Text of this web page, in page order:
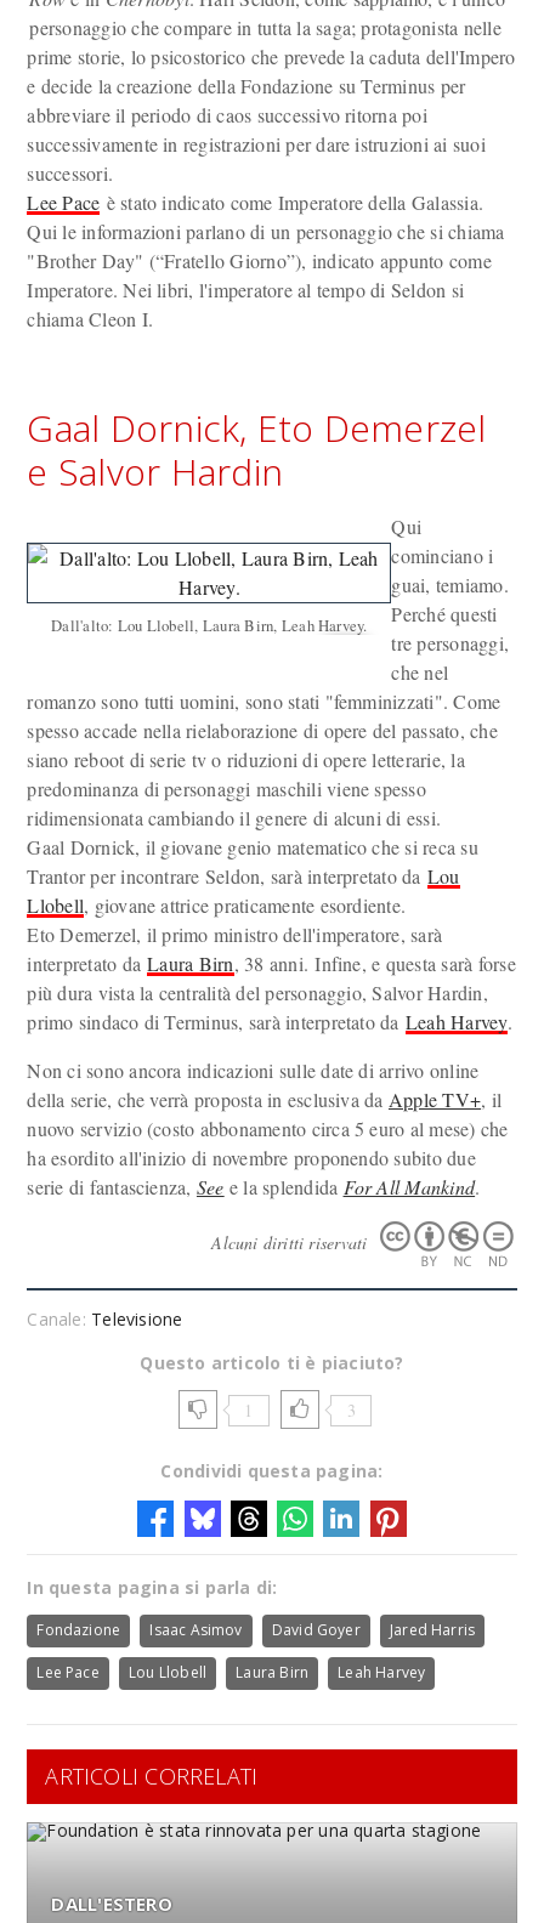
personaggio che compare in tutta la saga; protagonista nelle
prime storie, lo psicostorico che prevede la caduta dell'Impero
e decide la creazione della Fondazione su Terminus per
abbreviare il periodo di caos successivo ritorna poi
successivamente in registrazioni per dare istruzioni ai suoi
successori.
Lee Pace è stato indicato come Imperatore della Galassia.
Qui le informazioni parlano di un personaggio che si chiama
"Brother Day" (“Fratello Giorno”), indicato appunto come
Imperatore. Nei libri, l'imperatore al tempo di Seldon si
chiama Cleon I.
Gaal Dornick, Eto Demerzel
e Salvor Hardin
Dall'alto: Lou Llobell, Laura Birn, Leah Harvey.
Qui
cominciano i
guai, temiamo.
Perché questi
tre personaggi,
che nel
romanzo sono tutti uomini, sono stati "femminizzati". Come
spesso accade nella rielaborazione di opere del passato, che
siano reboot di serie tv o riduzioni di opere letterarie, la
predominanza di personaggi maschili viene spesso
ridimensionata cambiando il genere di alcuni di essi.
Gaal Dornick, il giovane genio matematico che si reca su
Trantor per incontrare Seldon, sarà interpretato da Lou
Llobell, giovane attrice praticamente esordiente.
Eto Demerzel, il primo ministro dell'imperatore, sarà
interpretato daLaura Birn, 38 anni. Infine, e questa sarà forse
più dura vista la centralità del personaggio, Salvor Hardin,
primo sindaco di Terminus, sarà interpretato da Leah Harvey.
Non ci sono ancora indicazioni sulle date di arrivo online
della serie, che verrà proposta in esclusiva da Apple TV+, il
nuovo servizio (costo abbonamento circa 5 euro al mese) che
ha esordito all'inizio di novembre proponendo subito due
serie di fantascienza, See e la splendida For All Mankind.
Alcuni diritti riservati
Canale: Televisione
Questo articolo ti è piaciuto?
1 3
Condividi questa pagina:
In questa pagina si parla di:
Fondazione Isaac Asimov David Goyer Jared Harris
Lee Pace Lou Llobell Laura Birn Leah Harvey
ARTICOLI CORRELATI
DALL'ESTERO